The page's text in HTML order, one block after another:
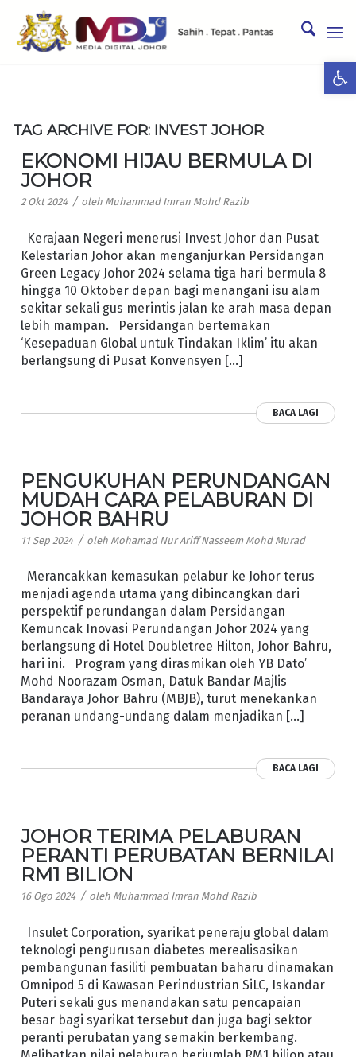
TAG ARCHIVE FOR: INVEST JOHOR
EKONOMI HIJAU BERMULA DI
JOHOR
2 Okt 2024 / oleh Muhammad Imran Mohd Razib
Kerajaan Negeri menerusi Invest Johor dan Pusat
Kelestarian Johor akan menganjurkan Persidangan
Green Legacy Johor 2024 selama tiga hari bermula 8
hingga 10 Oktober depan bagi menangani isu alam
sekitar sekali gus merintis jalan ke arah masa depan
lebih mampan. Persidangan bertemakan
‘Kesepaduan Global untuk Tindakan Iklim’ itu akan
berlangsung di Pusat Konvensyen […]
BACA LAGI
PENGUKUHAN PERUNDANGAN
MUDAH CARA PELABURAN DI
JOHOR BAHRU
11 Sep 2024 / oleh Mohamad Nur Ariff Nasseem Mohd Murad
Merancakkan kemasukan pelabur ke Johor terus
menjadi agenda utama yang dibincangkan dari
perspektif perundangan dalam Persidangan
Kemuncak Inovasi Perundangan Johor 2024 yang
berlangsung di Hotel Doubletree Hilton, Johor Bahru,
hari ini. Program yang dirasmikan oleh YB Dato’
Mohd Noorazam Osman, Datuk Bandar Majlis
Bandaraya Johor Bahru (MBJB), turut menekankan
peranan undang-undang dalam menjadikan […]
BACA LAGI
JOHOR TERIMA PELABURAN
PERANTI PERUBATAN BERNILAI
RM1 BILION
16 Ogo 2024 / oleh Muhammad Imran Mohd Razib
Insulet Corporation, syarikat peneraju global dalam
teknologi pengurusan diabetes merealisasikan
pembangunan fasiliti pembuatan baharu dinamakan
Omnipod 5 di Kawasan Perindustrian SiLC, Iskandar
Puteri sekali gus menandakan satu pencapaian
besar bagi syarikat tersebut dan juga bagi sektor
peranti perubatan yang semakin berkembang.